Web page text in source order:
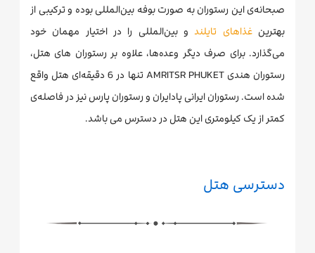
صبحانه‌ی این رستوران به صورت بوفه بین‌المللی بوده و ترکیبی از
بهترینغذاهای تایلند و بین‌المللی را در اختیار مهمان خود
می‌گذارد. برای صرف دیگر وعده‌ها، علاوه بر رستوران های هتل،
رستوران هندی AMRITSR PHUKET تنها در 6 دقیقه‌ای هتل واقع
شده است. رستوران ایرانی پادایران و رستوران پارس نیز در فاصله‌ی
کمتر از یک کیلومتری این هتل در دسترس می باشد.
دسترسی هتل